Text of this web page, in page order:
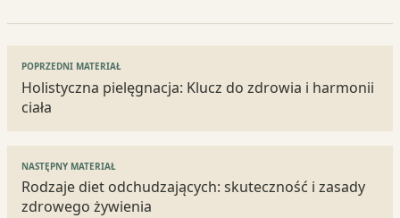
Nawigacja
wpisu
POPRZEDNI MATERIAŁ
Holistyczna pielęgnacja: Klucz do zdrowia i harmonii
ciała
NASTĘPNY MATERIAŁ
Rodzaje diet odchudzających: skuteczność i zasady
zdrowego żywienia